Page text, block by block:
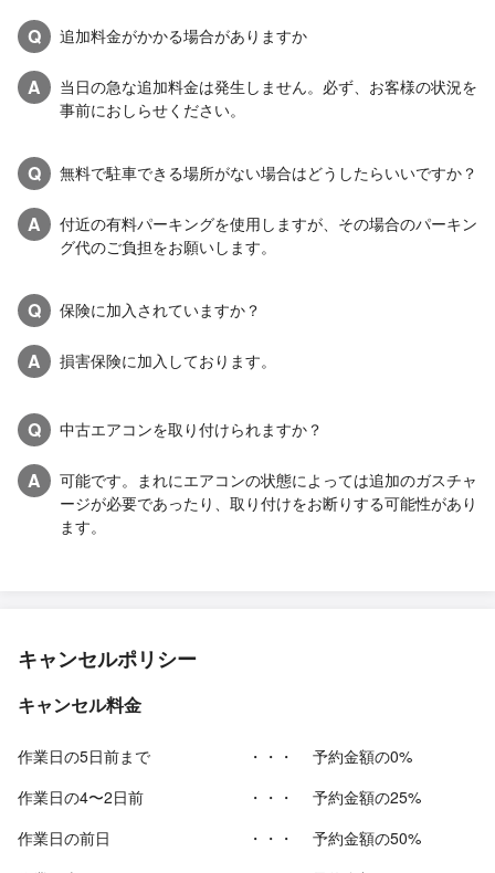
Q
追加料金がかかる場合がありますか
A
当日の急な追加料金は発生しません。必ず、お客様の状況を
事前におしらせください。
Q 無料で駐車できる場所がない場合はどうしたらいいですか？
A
付近の有料パーキングを使用しますが、その場合のパーキン
グ代のご負担をお願いします。
Q 保険に加入されていますか？
A 損害保険に加入しております。
Q 中古エアコンを取り付けられますか？
A
可能です。まれにエアコンの状態によっては追加のガスチャ
ージが必要であったり、取り付けをお断りする可能性があり
ます。
キャンセルポリシー
キャンセル料金
作業日の5日前まで ・・・
予約金額の0%
作業日の4〜2日前
・・・
予約金額の25%
作業日の前日
・・・
予約金額の50%